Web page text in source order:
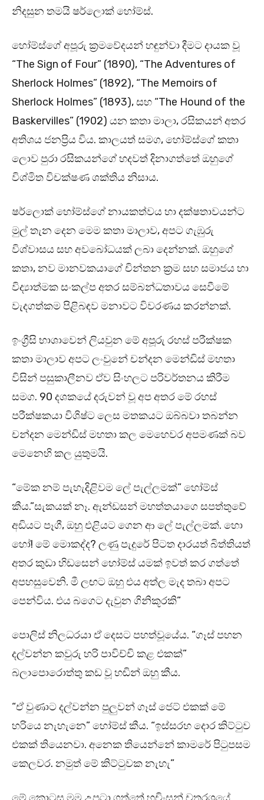
නිදසුන තමයි ෂර්ලොක් හෝම්ස්.
හෝම්ස්ගේ අපූරු ක්‍රමවේදයන් හඳුන්වා දීමට දායක වූ
“The Sign of Four” (1890), “The Adventures of
Sherlock Holmes” (1892), “The Memoirs of
Sherlock Holmes” (1893), සහ “The Hound of the
Baskervilles” (1902) යන කතා මාලා, රසිකයන් අතර
අතිශය ජනප්‍රිය විය. කාලයත් සමග, හෝම්ස්ගේ කතා
ලොව පුරා රසිකයන්ගේ හදවත් දිනාගත්තේ ඔහුගේ
විශ්මිත විචක්ෂණ ශක්තිය නිසාය.
ෂර්ලොක් හෝම්ස්ගේ නායකත්වය හා දක්ෂතාවයන්ට
මුල් තැන දෙන මෙම කතා මාලාව, අපට ගැඹුරු
විශ්වාසය සහ අවබෝධයක් ලබා දෙන්නක්. ඔහුගේ
කතා, නව මානවකයාගේ චින්තන ක්‍රම සහ සමාජය හා
විද්‍යාත්මක සංකල්ප අතර සම්බන්ධතාවය සෙවීමේ
වැදගත්කම පිළිබඳව මනාවට විවරණය කරන්නක්.
ඉංග්‍රීසි භාශාවෙන් ලියවුන මේ අපූරු රහස් පරීක්ෂක
කතා මාලාව අපට ලංවුනේ චන්දන මෙන්ඩිස් මහතා
විසින් පසුකාලීනව ඒව සිංහලට පරිවර්තනය කිරීම
සමග. 90 දශකයේ දරුවන් වූ අප අතර මේ රහස්
පරීක්ෂකයා විශිෂ්ට ලෙස මතකයට ඔබ්බවා තබන්න
චන්දන මෙන්ඩිස් මහතා කල මෙහෙවර අපමණක් බව
මෙනෙහි කල යුතුමයි.
“මේක නම් පැහැදිළිවම ලේ පැල්ලමක්” හෝම්ස්
කීය.”සැකයක් නෑ. ඇන්ඩසන් මහත්තයාගෙ සපත්තුවේ
අඩියට පෑගී, ඔහු එළියට ගෙන ආ ලේ පැල්ලමක්. හො
හෝ! මේ මොකද්ද? ලණු පැදුරේ පිටත දාරයත් බිත්තියත්
අතර කුඩා හිඩසෙන් හෝම්ස් යමක් ඉවත් කර ගත්තේ
අපහසුවෙනි. මී ලඟට ඔහු එය අත්ල මැද තබා අපට
පෙන්විය. එය බගෙට දැවුන ගිනිකූරකි”
පොලිස් නිලධරයා ඒ දෙසට පහත්වූයේය. “ගෑස් පහන
දල්වන්න කවුරු හරි පාවිච්චි කළ එකක්”
බලාපොරොත්තු කඩ වූ හඬින් ඔහු කීය.
“ඒ වුණාට දල්වන්න පුලුවන් ගෑස් ජෙට් එකක් මේ
හරියෙ නැහැනෙ” හෝම්ස් කීය. “ඉස්සරහ දොර කිට්ටුව
එකක් තියෙනවා. අනෙක තියෙන්නේ කාමරේ පිටුපසම
කෙලවර. නමුත් මේ කිට්ටුවක නැහැ”